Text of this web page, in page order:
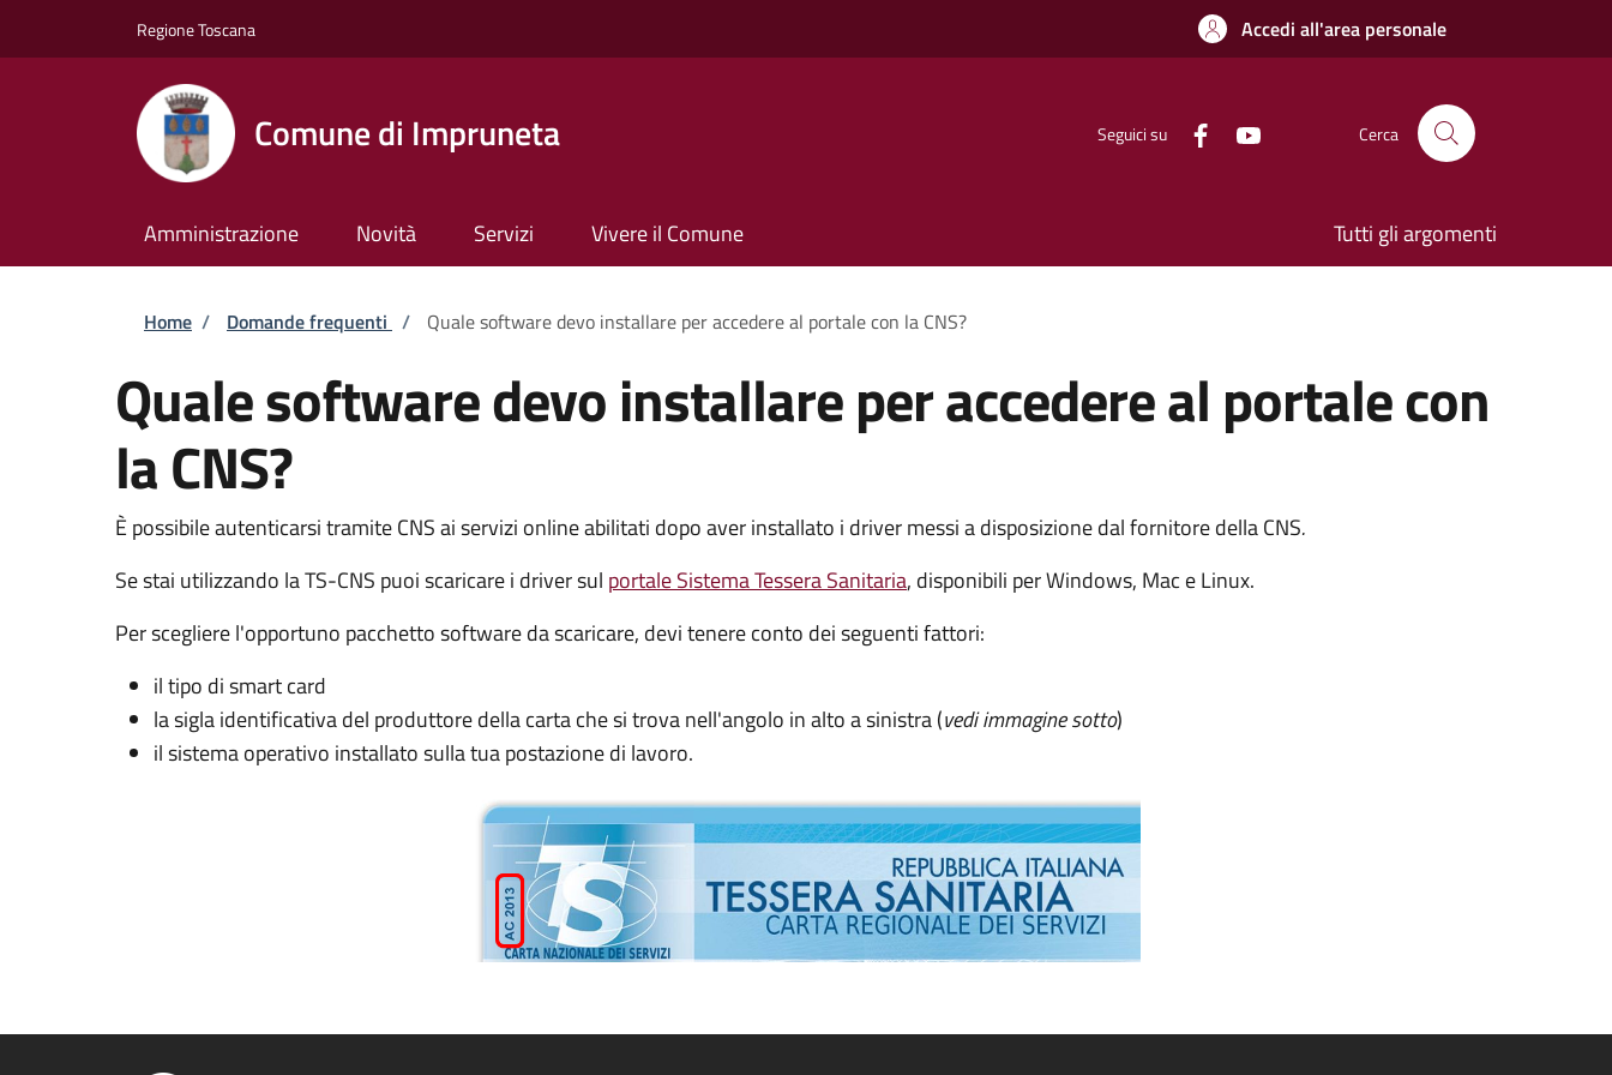
Regione Toscana Accedi all'area personale
Comune di Impruneta Seguici su Cerca
Amministrazione Novità Servizi Vivere il Comune Tutti gli argomenti
Briciole di pane
Home / Domande frequenti / Quale software devo installare per accedere al portale con la CNS?
Quale software devo installare per accedere al portale con
la CNS?
È possibile autenticarsi tramite CNS ai servizi online abilitati dopo aver installato i driver messi a disposizione dal fornitore della CNS.
Se stai utilizzando la TS-CNS puoi scaricare i driver sul portale Sistema Tessera Sanitaria, disponibili per Windows, Mac e Linux.
Per scegliere l'opportuno pacchetto software da scaricare, devi tenere conto dei seguenti fattori:
il tipo di smart card
la sigla identificativa del produttore della carta che si trova nell'angolo in alto a sinistra (vedi immagine sotto)
il sistema operativo installato sulla tua postazione di lavoro.